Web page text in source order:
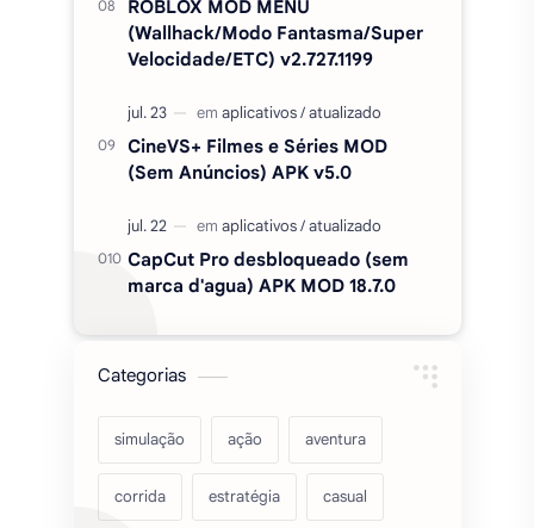
ROBLOX MOD MENU
(Wallhack/Modo Fantasma/Super
Velocidade/ETC) v2.727.1199
CineVS+ Filmes e Séries MOD
(Sem Anúncios) APK v5.0
CapCut Pro desbloqueado (sem
marca d'agua) APK MOD 18.7.0
Categorias
simulação ação aventura
corrida estratégia casual